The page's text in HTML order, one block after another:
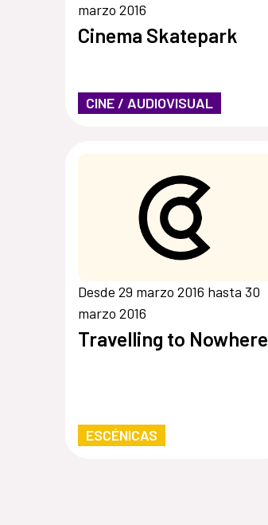
marzo 2016
Cinema Skatepark
CINE / AUDIOVISUAL
Desde 29 marzo 2016 hasta 30
marzo 2016
Travelling to Nowhere
ESCÉNICAS